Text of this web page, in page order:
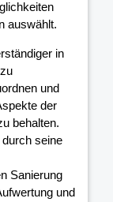
auswählt.
in
und
der
behalten.
seine
Sanierung
und